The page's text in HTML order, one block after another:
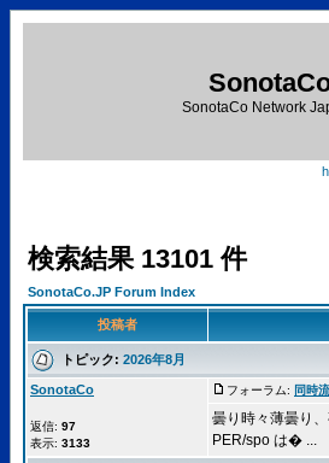
SonotaCo Network
検索結果 13101 件
SonotaCo.JP Forum Index
投稿者
トピック: 2026年8月
SonotaCo
返信: 97
表示: 3133
フォーラム: 同時
曇り時々薄曇り
PER/spo は� ...